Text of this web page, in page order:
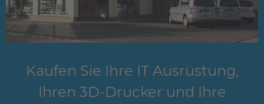
Kaufen Sie Ihre IT Ausrüstung,
Ihren 3D-Drucker und Ihre